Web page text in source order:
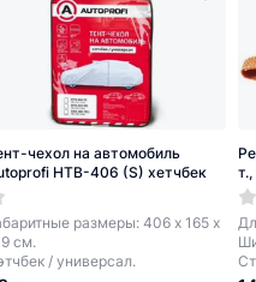
чехол на автомобиль
HTB-406 (S) хетчбек
размеры: 406 х 165 х
см.
/ универсал.